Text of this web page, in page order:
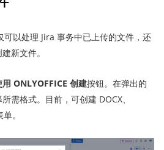
可以处理 Jira 事务中已上传的文件，还
新文件。
用 ONLYOFFICE 创建按钮。在弹出的
需格式。目前，可创建 DOCX、
。